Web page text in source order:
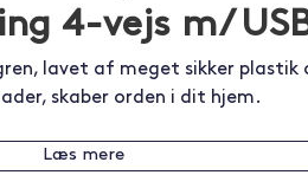
4-vejs m/
lavet af meget sikker plastik
skaber orden i dit hjem.
Læs mere